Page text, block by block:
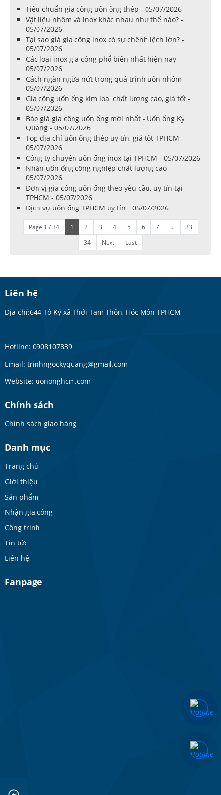
Tiêu chuẩn gia công uốn ống thép - 05/07/2026
Vật liệu nhôm và inox khác nhau như thế nào? -
05/07/2026
Tại sao giá gia công inox có sự chênh lệch lớn? -
05/07/2026
Các loại inox gia công phổ biến nhất hiện nay -
05/07/2026
Cách ngăn ngừa nứt trong quá trình uốn nhôm -
05/07/2026
Gia công uốn ống kim loại chất lượng cao, giá tốt -
05/07/2026
Báo giá gia công uốn ống mới nhất - Uốn ống Kỳ
Quang - 05/07/2026
Top địa chỉ uốn ống thép uy tín, giá tốt TPHCM -
05/07/2026
Công ty chuyên uốn ống inox tại TPHCM - 05/07/2026
Nhận uốn ống công nghiệp chất lượng cao -
05/07/2026
Đơn vị gia công uốn ống theo yêu cầu, uy tín tại
TPHCM - 05/07/2026
Dịch vụ uốn ống TPHCM uy tín - 05/07/2026
Page 1 / 34 1 2 3 4 5 6 7 ...
33
34
Next Last
Liên hệ
Địa chỉ:644 Tô Ký xã Thới Tam Thôn, Hóc Môn TPHCM
Hotline: 0908107839
Email: trinhngockyquang@gmail.com
Website: uononghcm.com
Chính sách
Chính sách giao hàng
Danh mục
Trang chủ
Giới thiệu
Sản phẩm
Nhận gia công
Công trình
Tin tức
Liên hệ
Fanpage